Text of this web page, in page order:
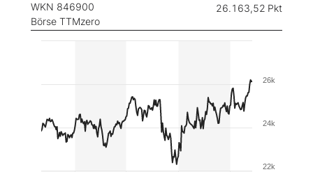
WKN 846900
Börse TTMzero
26.163,52 Pkt
22k
24k
26k